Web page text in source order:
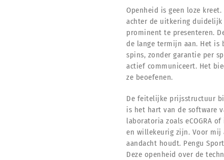
Openheid is geen loze
achter de uitkering duidelijk
prominent te presenteren.
de lange termijn aan. Het
spins, zonder garantie per
actief communiceert. Het
ze beoefenen.
De feitelijke prijsstructuur
is het hart van de software
laboratoria zoals eCOGRA
en willekeurig zijn. Voor mij
aandacht houdt. Pengu
Deze openheid over de